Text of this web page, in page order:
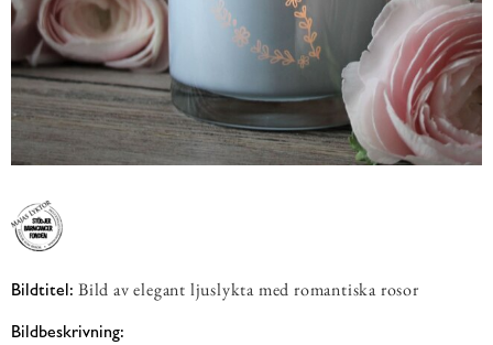
Bildtitel: Bild av elegant ljuslykta med romantiska rosor
Bildbeskrivning: